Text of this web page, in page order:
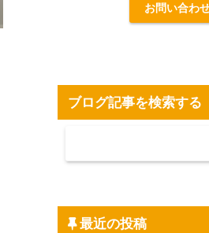
お問い合わ
ブログ記事を検索する
最近の投稿